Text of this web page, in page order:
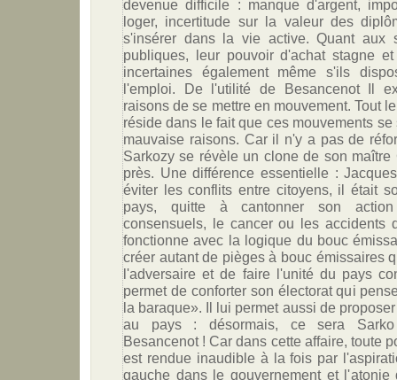
devenue difficile : manque d'argent,
loger, incertitude sur la valeur des
s'insérer dans la vie active. Quant aux
publiques, leur pouvoir d'achat stagne
incertaines également même s'ils
l'emploi. De l'utilité de Besancenot Il
raisons de se mettre en mouvement. Tout
réside dans le fait que ces mouvements
mauvaise raisons. Car il n'y a pas de
Sarkozy se révèle un clone de son
près. Une différence essentielle :
éviter les conflits entre citoyens, il était
pays, quitte à cantonner son
consensuels, le cancer ou les accidents
fonctionne avec la logique du bouc
créer autant de pièges à bouc émissaires
l'adversaire et de faire l'unité du pays
permet de conforter son électorat qui
la baraque». Il lui permet aussi de
au pays : désormais, ce sera
Besancenot ! Car dans cette affaire, toute
est rendue inaudible à la fois par
gauche dans le gouvernement et